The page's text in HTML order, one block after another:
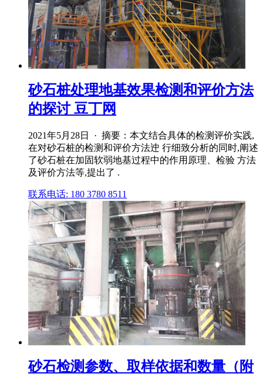
砂石桩处理地基效果检测和评价方法
的探讨 豆丁网
2021年5月28日 · 摘要：本文结合具体的检测评价实践,
在对砂石桩的检测和评价方法迚 行细致分析的同时,阐述
了砂石桩在加固软弱地基过程中的作用原理、检验 方法
及评价方法等,提出了 .
联系电话: 180 3780 8511
砂石检测参数、取样依据和数量（附